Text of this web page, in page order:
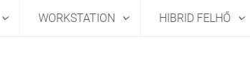
WORKSTATION HIBRID FELHŐ